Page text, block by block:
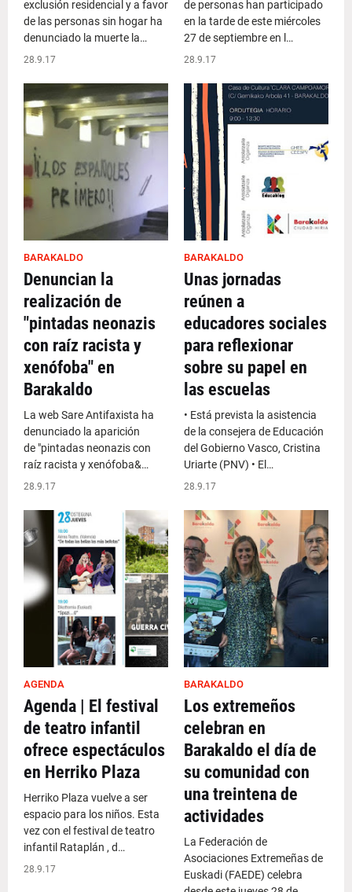
exclusión residencial y a favor
de las personas sin hogar ha
denunciado la muerte la…
28.9.17
de personas han participado
en la tarde de este miércoles
27 de septiembre en l…
28.9.17
BARAKALDO
Denuncian la
realización de
"pintadas neonazis
con raíz racista y
xenófoba" en
Barakaldo
La web Sare Antifaxista ha
denunciado la aparición
de "pintadas neonazis con
raíz racista y xenófoba&…
28.9.17
BARAKALDO
Unas jornadas
reúnen a
educadores sociales
para reflexionar
sobre su papel en
las escuelas
• Está prevista la asistencia
de la consejera de Educación
del Gobierno Vasco, Cristina
Uriarte (PNV) • El…
28.9.17
AGENDA
Agenda | El festival
de teatro infantil
ofrece espectáculos
en Herriko Plaza
Herriko Plaza vuelve a ser
espacio para los niños. Esta
vez con el festival de teatro
infantil Rataplán , d…
28.9.17
BARAKALDO
Los extremeños
celebran en
Barakaldo el día de
su comunidad con
una treintena de
actividades
La Federación de
Asociaciones Extremeñas de
Euskadi (FAEDE) celebra